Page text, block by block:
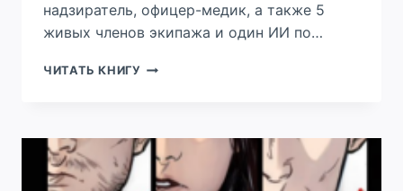
надзиратель, офицер-медик, а также 5
живых членов экипажа и один ИИ по…
ЧИТАТЬ КНИГУ СПУСКАЯСЬ